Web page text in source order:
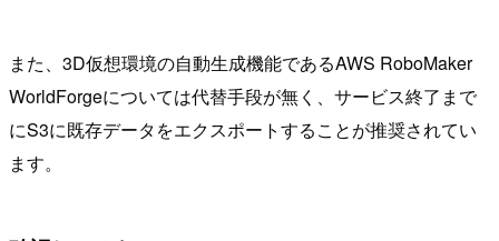
また、3D仮想環境の自動生成機能であるAWS RoboMaker
WorldForgeについては代替手段が無く、サービス終了まで
にS3に既存データをエクスポートすることが推奨されてい
ます。